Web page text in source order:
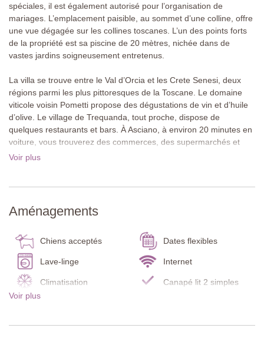
spéciales, il est également autorisé pour l’organisation de
mariages. L’emplacement paisible, au sommet d’une colline, offre
une vue dégagée sur les collines toscanes. L’un des points forts
de la propriété est sa piscine de 20 mètres, nichée dans de
vastes jardins soigneusement entretenus.
La villa se trouve entre le Val d’Orcia et les Crete Senesi, deux
régions parmi les plus pittoresques de la Toscane. Le domaine
viticole voisin Pometti propose des dégustations de vin et d’huile
d’olive. Le village de Trequanda, tout proche, dispose de
quelques restaurants et bars. À Asciano, à environ 20 minutes en
voiture, vous trouverez des commerces, des supermarchés et
une gare. Montalcino, célèbre pour son vin Brunello, est
La maison en pierre, répartie sur deux étages, est entourée de
avec tables à manger ainsi qu’une grande terrasse panoramique
meublée à l’étage offrent de beaux espaces pour profiter de la vie
en plein air.
À l’intérieur, le style toscan traditionnel est à l’honneur, avec des
sols en terre cuite, des plafonds à poutres apparentes et des
mobilier ancien apportent élégance et confort.
Voir plus
Aménagements
Chiens acceptés Dates flexibles
Lave-linge Internet
Climatisation
Canapé lit 2 simples
Détecteur de
Extincteur
Sèche-linge
Voir plus